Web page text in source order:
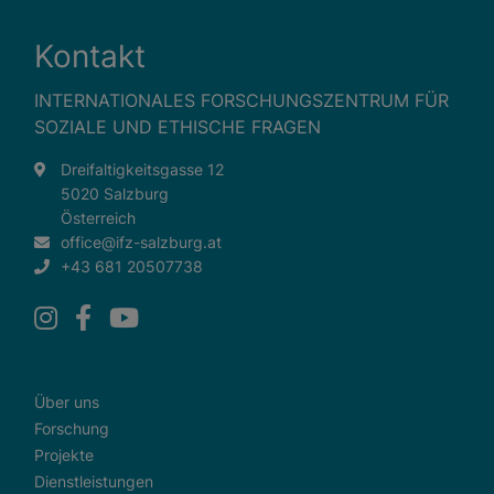
Kontakt
INTERNATIONALES FORSCHUNGSZENTRUM FÜR
SOZIALE UND ETHISCHE FRAGEN
Dreifaltigkeitsgasse 12
5020 Salzburg
Österreich
office@ifz-salzburg.at
+43 681 20507738
Über uns
Forschung
Projekte
Dienstleistungen